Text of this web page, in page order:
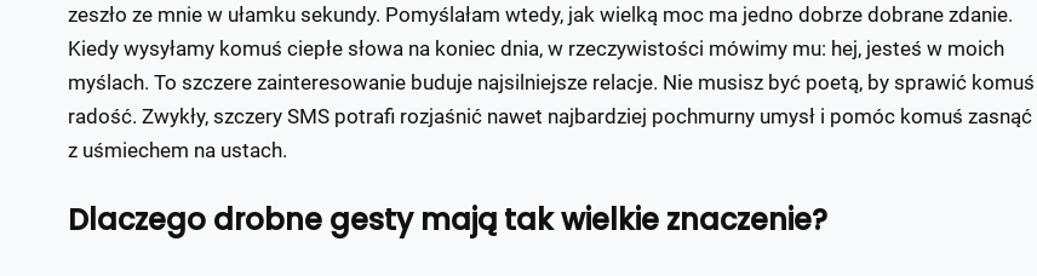
zeszło ze mnie w ułamku sekundy. Pomyślałam wtedy, jak wielką moc ma jedno dobrze dobrane zdanie.
Kiedy wysyłamy komuś ciepłe słowa na koniec dnia, w rzeczywistości mówimy mu: hej, jesteś w moich
myślach. To szczere zainteresowanie buduje najsilniejsze relacje. Nie musisz być poetą, by sprawić komuś
radość. Zwykły, szczery SMS potrafi rozjaśnić nawet najbardziej pochmurny umysł i pomóc komuś zasnąć
z uśmiechem na ustach.
Dlaczego drobne gesty mają tak wielkie znaczenie?